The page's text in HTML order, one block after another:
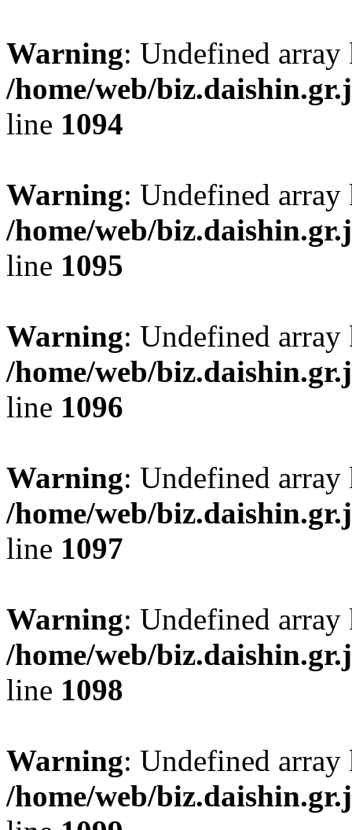
Warning: Undefined
/home/web/
line 1094
Warning: Undefined
/home/web/
line 1095
Warning: Undefined
/home/web/
line 1096
Warning: Undefined
/home/web/
line 1097
Warning: Undefined
/home/web/
line 1098
Warning: Undefined
/home/web/